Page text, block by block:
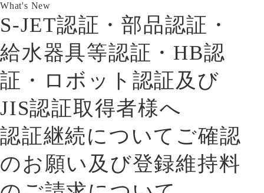
What's New
S-JET認証・部品認証・
給水器具等認証・HB認
証・ロボット認証及び
JIS認証取得者様へ
認証継続についてご確認
のお願い及び登録維持料